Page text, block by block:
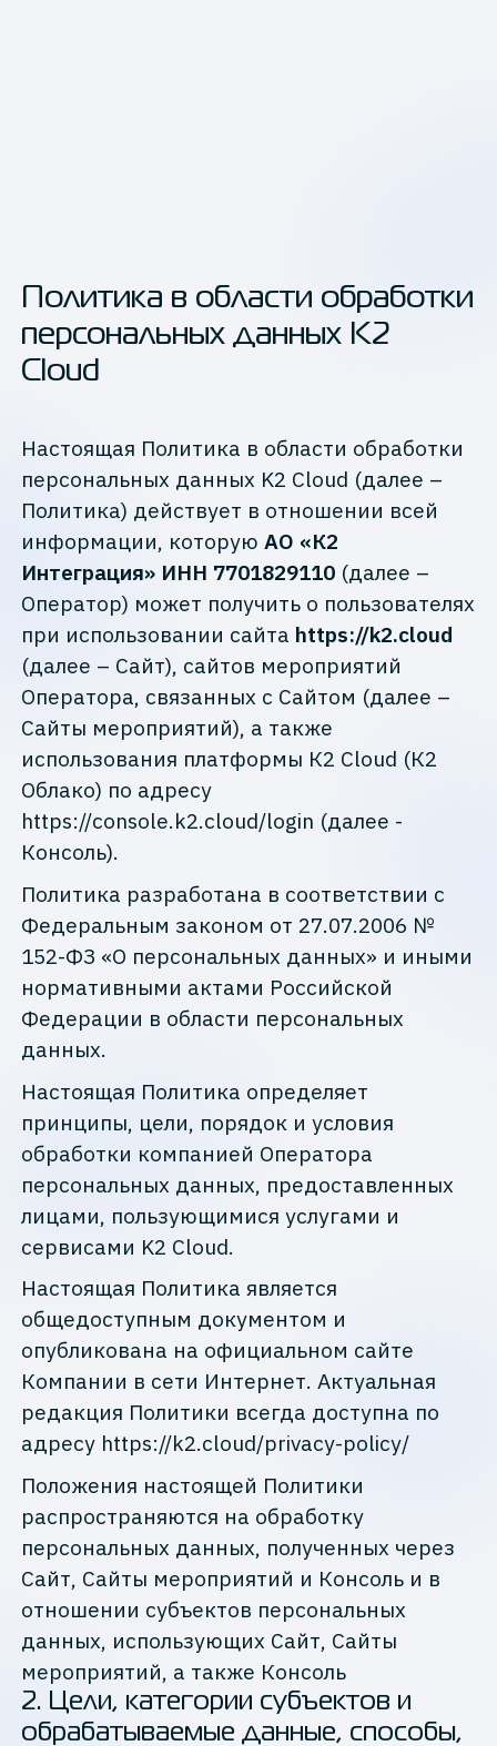
Политика в области обработки
персональных данных K2
Cloud
Настоящая Политика в области обработки
персональных данных K2 Cloud (далее –
Политика) действует в отношении всей
информации, которую АО «К2
Интеграция» ИНН 7701829110 (далее –
Оператор) может получить о пользователях
при использовании сайта https://k2.cloud
(далее – Сайт), сайтов мероприятий
Оператора, связанных с Сайтом (далее –
Сайты мероприятий), а также
использования платформы К2 Cloud (К2
Облако) по адресу
https://console.k2.cloud/login (далее -
Консоль).
Политика разработана в соответствии с
Федеральным законом от 27.07.2006 №
152-ФЗ «О персональных данных» и иными
нормативными актами Российской
Федерации в области персональных
данных.
Настоящая Политика определяет
принципы, цели, порядок и условия
обработки компанией Оператора
персональных данных, предоставленных
лицами, пользующимися услугами и
сервисами K2 Cloud.
Настоящая Политика является
общедоступным документом и
опубликована на официальном сайте
Компании в сети Интернет. Актуальная
редакция Политики всегда доступна по
адресу https://k2.cloud/privacy-policy/
Положения настоящей Политики
распространяются на обработку
персональных данных, полученных через
Сайт, Сайты мероприятий и Консоль и в
отношении субъектов персональных
данных, использующих Сайт, Сайты
мероприятий, а также Консоль
2. Цели, категории субъектов и
обрабатываемые данные, способы,